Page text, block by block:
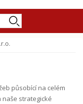
působící na celém
naše strategické